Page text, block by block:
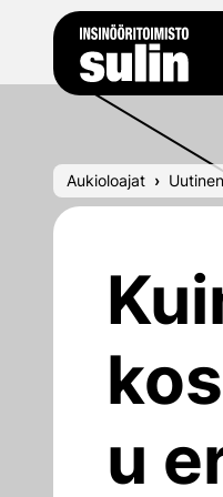
Siirry sisältöön
Aukioloajat Uutinen
u